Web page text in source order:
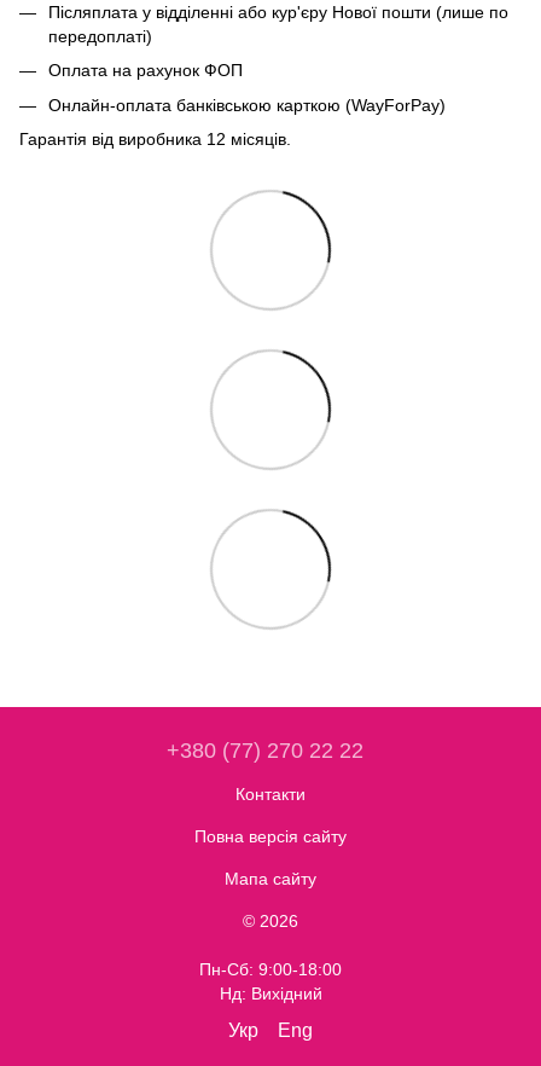
Післяплата у відділенні або кур'єру Нової пошти (лише по
передоплаті)
Оплата на рахунок ФОП
Онлайн-оплата банківською карткою (WayForPay)
Гарантія від виробника 12 місяців.
+380 (77) 270 22 22
Контакти
Повна версія сайту
Мапа сайту
© 2026
Пн-Сб: 9:00-18:00
Нд: Вихідний
Укр Eng